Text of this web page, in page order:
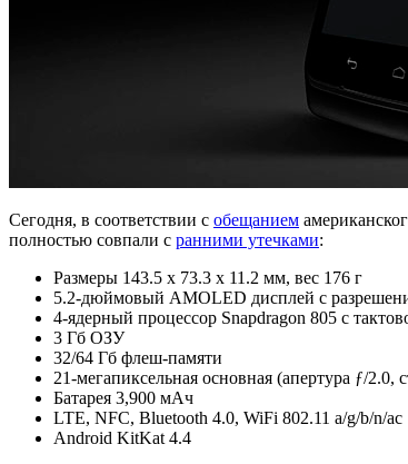
Сегодня, в соответствии с обещанием
полностью совпали с ранними утечками:
Размеры 143.5 x 73.3 x 11.2 мм, вес 176 г
5.2-дюймовый AMOLED дисплей с
4-ядерный процессор Snapdragon 805 с
3 Гб ОЗУ
32/64 Гб флеш-памяти
21-мегапиксельная основная (апертура ƒ/
Батарея 3,900 мАч
LTE, NFC, Bluetooth 4.0, WiFi 802.11 a/g/b/n/ac
Android KitKat 4.4